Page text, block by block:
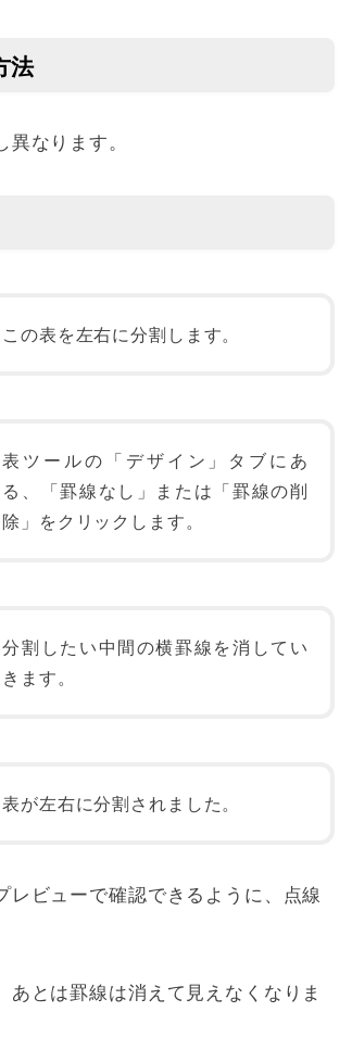
法
なります。
この表を左右に分割します。
表ツールの「デザイン」タブにあ
る、「罫線なし」または「罫線の削
除」をクリックします。
分割したい中間の横罫線を消してい
きます。
表が左右に分割されました。
レビューで確認できるように、点線
あとは罫線は消えて見えなくなりま